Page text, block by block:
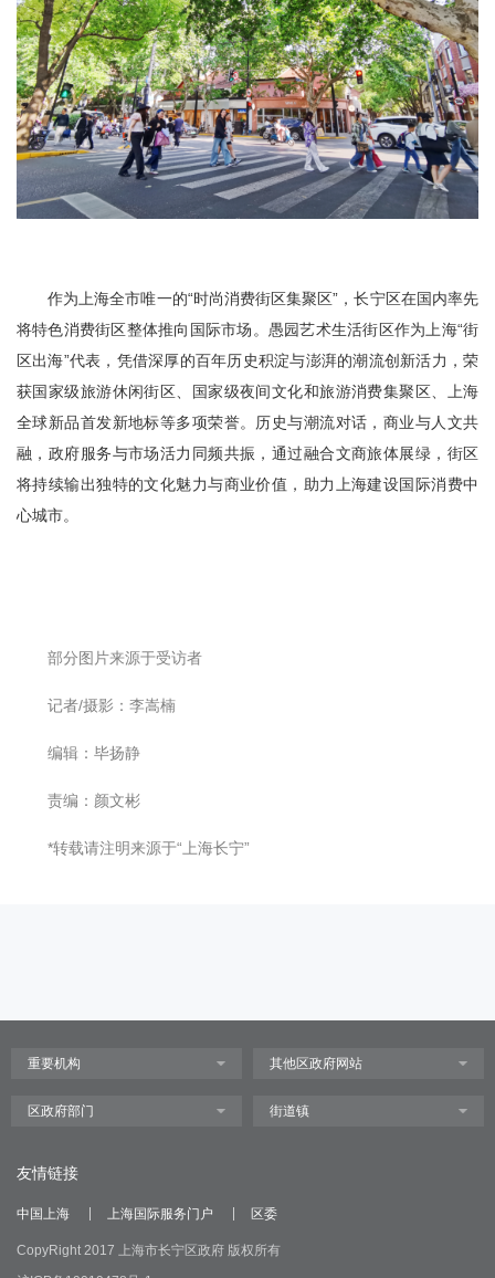
作为上海全市唯一的“时尚消费街区集聚区”，长宁区在国内率先
将特色消费街区整体推向国际市场。 愚园艺术生活街区作为上海“街
区出海”代表 ， 凭借深厚的百年历史积淀与澎湃的潮流创新活力，荣
获国家级旅游休闲街区、国家级夜间文化和旅游消费集聚区、上海
全球新品首发新地标等多项荣誉。历史与潮流对话，商业与人文共
融，政府服务与市场活力同频共振，通过融合文商旅体展绿，街区
将持续输出独特的文化魅力与商业价值，助力上海建设国际消费中
心城市。
部分图片来源于受访者
记者/摄影：李嵩楠
编辑：毕扬静
责编：颜文彬
*转载请注明来源于“上海长宁”
友情链接
中国上海 上海国际服务门户 区委
CopyRight 2017 上海市长宁区政府 版权所有